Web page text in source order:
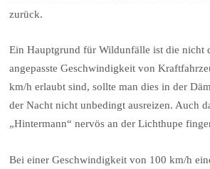
zurück.
Ein Hauptgrund für Wildunfälle ist die nicht
angepasste Geschwindigkeit von
km/h erlaubt sind, sollte man dies in der
der Nacht nicht unbedingt ausreizen. Auch
„Hintermann“ nervös an der Lichthupe
Bei einer Geschwindigkeit von 100 km/h